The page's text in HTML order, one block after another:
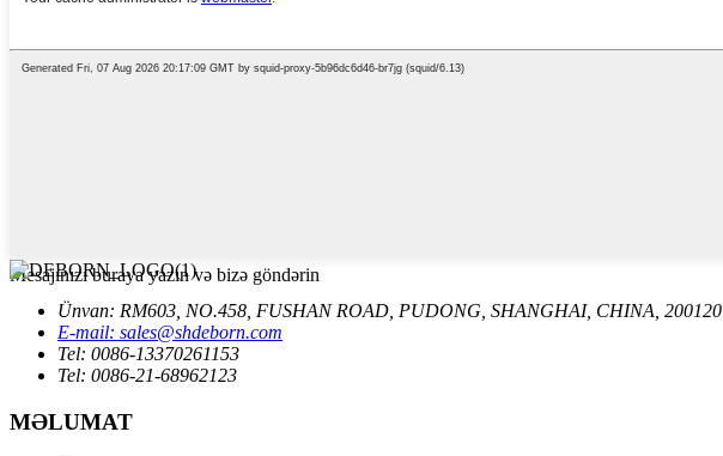
Mesajınızı buraya yazın və bizə göndərin
Ünvan: RM603, NO.458, FUSHAN ROAD, PUDONG, SHANGHAI, CHINA, 200120
E-mail: sales@shdeborn.com
Tel: 0086-13370261153
Tel: 0086-21-68962123
MƏLUMAT